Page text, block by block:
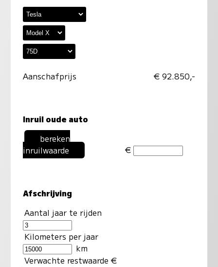
Aanschafprijs € 92.850,-
Inruil oude auto
bereken
inruilwaarde
€
Afschrijving
Aantal jaar te rijden
Kilometers per jaar
km
Verwachte restwaarde €